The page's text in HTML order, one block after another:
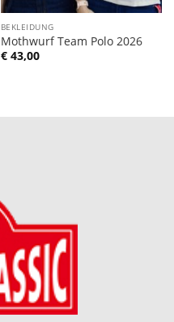
BEKLEIDUNG
Mothwurf Team Polo 2026
€43,00